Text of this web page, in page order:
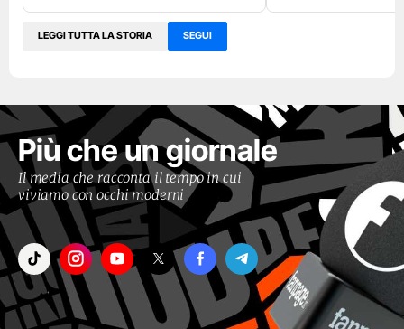
LEGGI TUTTA LA STORIA SEGUI
Più che un giornale
Il media che racconta il tempo in cui
viviamo con occhi moderni